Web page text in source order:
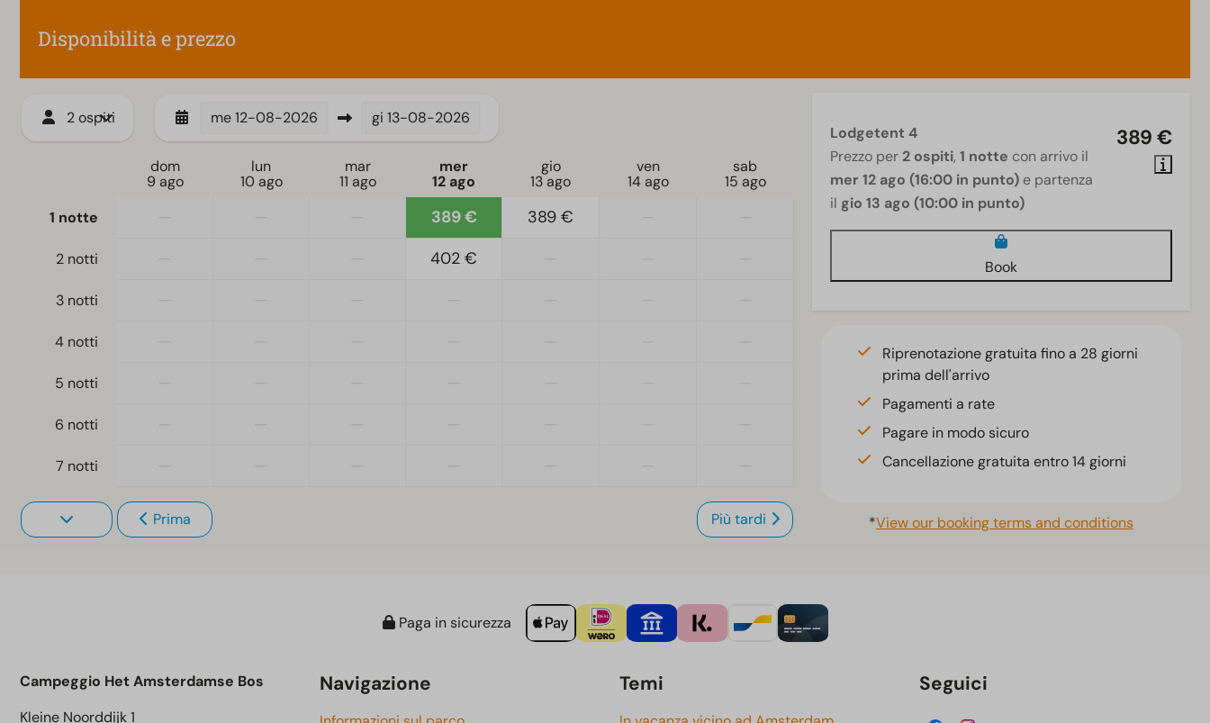
Disponibilità e prezzo
2 ospiti me12-08-2026 gi 13-08-2026
dom
9 ago
lun
10 ago
mar
11 ago
mer
12 ago
gio
13 ago
ven
14 ago
sab
15 ago
1 notte
389 € 389 €
2 notti 402 €
3 notti
4 notti
5 notti
6 notti
7 notti
Prima Più tardi
389 €
Lodgetent 4
Prezzo per 2 ospiti, 1 notte con arrivo il
mer 12 ago (16:00 in punto) e partenza
il gio 13 ago (10:00 in punto)
Book
Riprenotazione gratuita fino a 28 giorni
prima dell'arrivo
Pagamenti a rate
Pagare in modo sicuro
Cancellazione gratuita entro 14 giorni
*View our booking terms and conditions
Paga in sicurezza
Campeggio Het Amsterdamse Bos
Kleine Noorddijk 1
Navigazione Temi Seguici